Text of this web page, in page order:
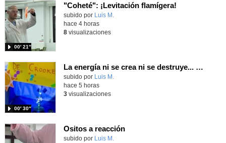
"Coheté": ¡Levitación flamígera!
Contenido educativo.
subido por Luis M.
00′ 21″
hace 4 horas
8visualizaciones
La energía ni se crea ni se destruye... ¡se experimenta! El Tierno en la Feria Madrid es Ciencia 2026
Contenido educativo.
subido por Luis M.
00′ 30″
hace 5 horas
3visualizaciones
Ositos a reacción
Contenido educativo.
subido por Luis M.